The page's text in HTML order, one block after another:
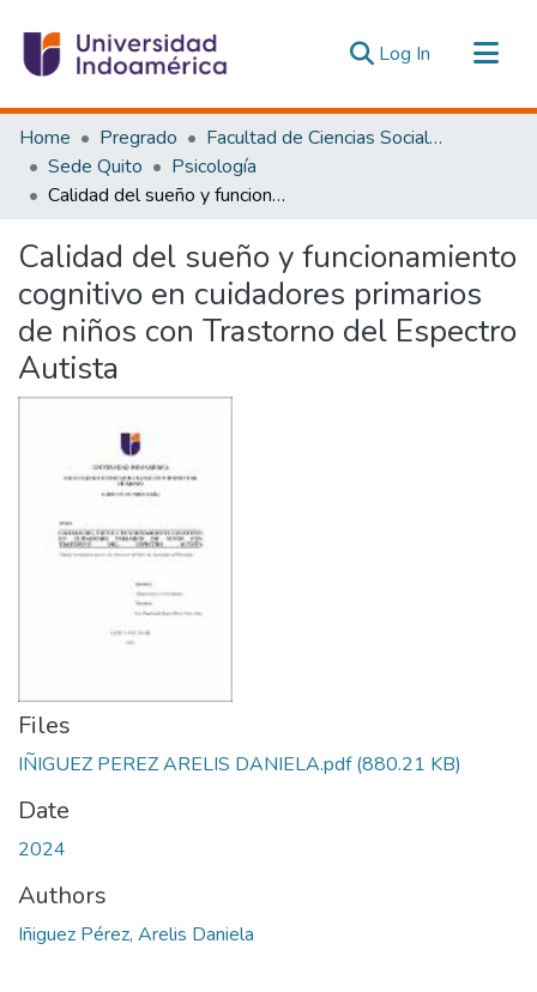
Log In (current)
Communities & Collections
All of DSpace
Statistics
Home Pregrado
Facultad de Ciencias Sociales y Humanas
Sede Quito
Psicología
Calidad del sueño y funcionamiento cognitivo en cuidadores primarios de niños con Trastorno del Espectro Autista
Calidad del sueño y funcionamiento
cognitivo en cuidadores primarios
de niños con Trastorno del Espectro
Autista
Files
IÑIGUEZ PEREZ ARELIS DANIELA.pdf(880.21 KB)
Date
2024
Authors
Iñiguez Pérez, Arelis Daniela